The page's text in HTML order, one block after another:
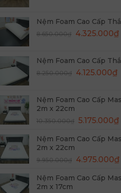
9.550.000₫.
Nệm Foam Cao Cấp
8.650.000₫ Giá
8.650.000₫.
4.325.000₫
Nệm Foam Cao Cấp
8.250.000₫ Giá
8.250.000₫.
4.125.000₫
Nệm Foam Cao Cấp
2m x 22cm
10.350.000₫ Giá
là:
5.175.000₫
Nệm Foam Cao Cấp
2m x 22cm
9.950.000₫ Giá
là:
4.975.000₫
Nệm Foam Cao Cấp
2m x 17cm